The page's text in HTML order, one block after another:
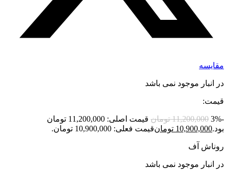
مقایسه
در انبار موجود نمی باشد
قیمت:
-3%
11,200,000 تومان
قیمت اصلی: 11,200,000 تومان
بود.10,900,000 تومانقیمت فعلی: 10,900,000 تومان.
روناش آف
در انبار موجود نمی باشد